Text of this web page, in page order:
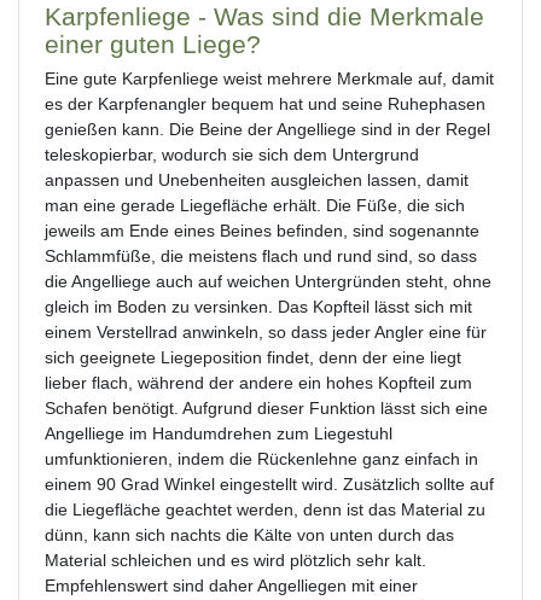
Karpfenliege - Was sind die Merkmale
einer guten Liege?
Eine gute Karpfenliege weist mehrere Merkmale auf, damit
es der Karpfenangler bequem hat und seine Ruhephasen
genießen kann. Die Beine der Angelliege sind in der Regel
teleskopierbar, wodurch sie sich dem Untergrund
anpassen und Unebenheiten ausgleichen lassen, damit
man eine gerade Liegefläche erhält. Die Füße, die sich
jeweils am Ende eines Beines befinden, sind sogenannte
Schlammfüße, die meistens flach und rund sind, so dass
die Angelliege auch auf weichen Untergründen steht, ohne
gleich im Boden zu versinken. Das Kopfteil lässt sich mit
einem Verstellrad anwinkeln, so dass jeder Angler eine für
sich geeignete Liegeposition findet, denn der eine liegt
lieber flach, während der andere ein hohes Kopfteil zum
Schafen benötigt. Aufgrund dieser Funktion lässt sich eine
Angelliege im Handumdrehen zum Liegestuhl
umfunktionieren, indem die Rückenlehne ganz einfach in
einem 90 Grad Winkel eingestellt wird. Zusätzlich sollte auf
die Liegefläche geachtet werden, denn ist das Material zu
dünn, kann sich nachts die Kälte von unten durch das
Material schleichen und es wird plötzlich sehr kalt.
Empfehlenswert sind daher Angelliegen mit einer